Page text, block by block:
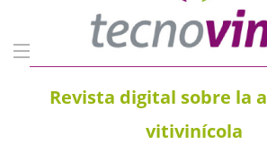
Revista digital sobre la
vitivinícola